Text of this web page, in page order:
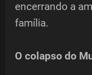
encerrando a
família.
O colapso do